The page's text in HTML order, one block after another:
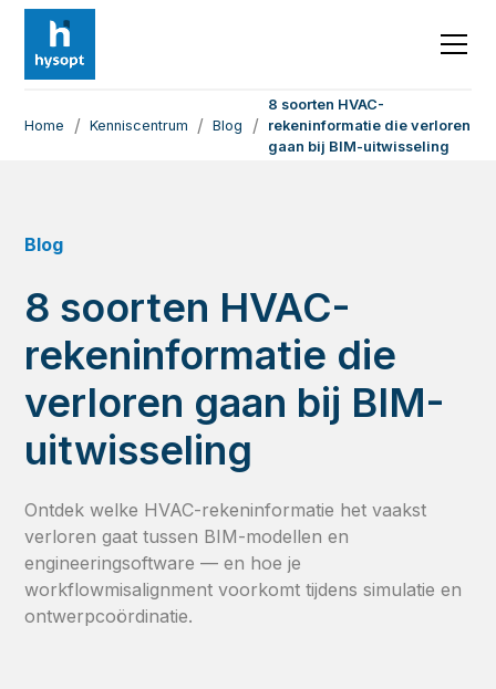
Home / Kenniscentrum / Blog /
8 soorten HVAC-
rekeninformatie die verloren
gaan bij BIM-uitwisseling
Blog
8 soorten HVAC-
rekeninformatie die
verloren gaan bij BIM-
uitwisseling
Ontdek welke HVAC-rekeninformatie het vaakst
verloren gaat tussen BIM-modellen en
engineeringsoftware — en hoe je
workflowmisalignment voorkomt tijdens simulatie en
ontwerpcoördinatie.